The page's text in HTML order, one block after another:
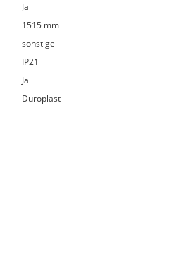
Ja
1515 mm
sonstige
IP21
Ja
Duroplast